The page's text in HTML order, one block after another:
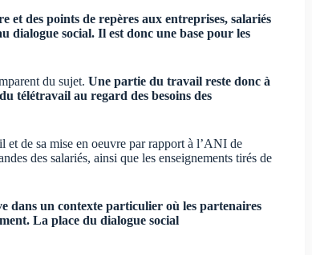
et des points de repères aux entreprises, salariés
dialogue social. Il est donc une base pour les
du sujet. Une partie du travail reste donc à
télétravail au regard des besoins des
de sa mise en oeuvre par rapport à l’ANI de
des salariés, ainsi que les enseignements tirés de
dans un contexte particulier où les partenaires
La place du dialogue social